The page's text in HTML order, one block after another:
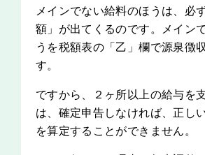
メインでない給料のほうは、必
額」が出てくるのです。メイン
うを税額表の「乙」欄で源泉徴
す。
ですから、２ヶ所以上の給与を
は、確定申告しなければ、正し
を算定することができません。